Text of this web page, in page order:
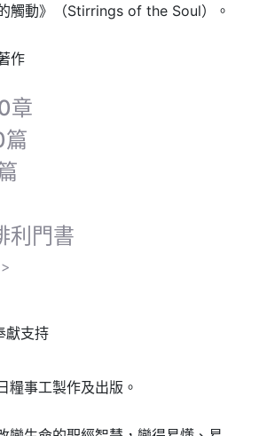
觸動》（Stirrings of the Soul）。
作
章
篇
利門書
獻支持
糧事工製作及出版。